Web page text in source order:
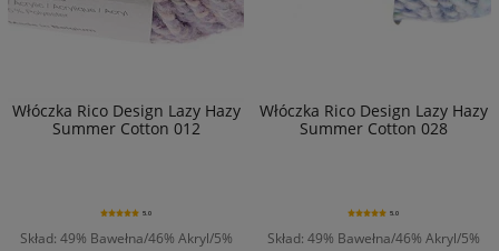
Włóczka Rico Design Lazy Hazy
Summer Cotton 012
Skład: 49% Bawełna/46% Akryl/5%
5.0
Włóczka Rico Design Lazy Hazy
Summer Cotton 028
Skład: 49% Bawełna/46% Akryl/5%
5.0